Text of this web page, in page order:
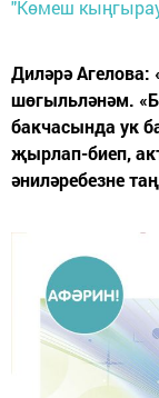
"Көмеш
Диләрә Агелова:
шөгыльләнәм.
бакчасында ук
җырлап-биеп,
әниләребезне